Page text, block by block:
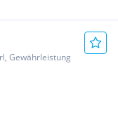
Gewährleistung